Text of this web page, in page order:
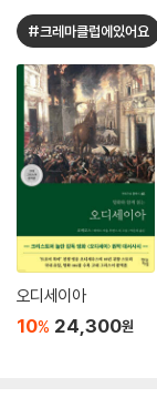
#크레마클럽에있어요
오디세이아
10% 24,300원